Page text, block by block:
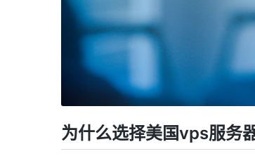
为什么选择美国vps服务